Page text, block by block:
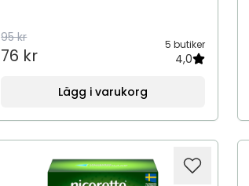
95 kr
76 kr
5 butiker
4,0
Lägg i varukorg